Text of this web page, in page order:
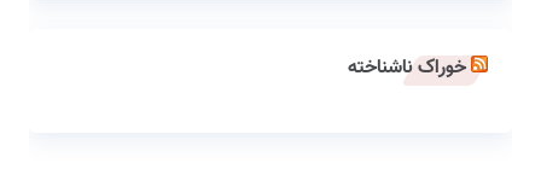
خوراک ناشناخته